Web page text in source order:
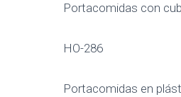
Portacomidas con
HO-286
Portacomidas en